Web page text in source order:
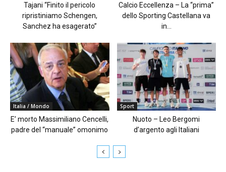
Tajani “Finito il pericolo
ripristiniamo Schengen,
Sanchez ha esagerato”
Calcio Eccellenza – La “prima”
dello Sporting Castellana va
in...
Italia / Mondo
E’ morto Massimiliano Cencelli,
padre del “manuale” omonimo
Sport
Nuoto – Leo Bergomi
d’argento agli Italiani